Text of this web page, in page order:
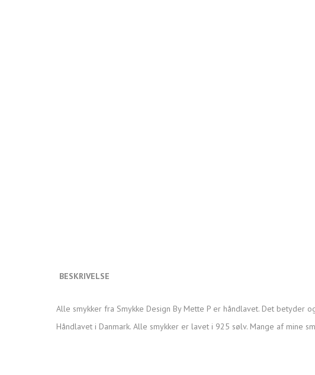
BESKRIVELSE
Alle smykker fra Smykke Design By Mette P er håndlavet. Det betyder
Håndlavet i Danmark. Alle smykker er lavet i 925 sølv. Mange af mine